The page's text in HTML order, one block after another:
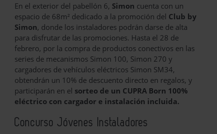
En el exterior del pabellón 6, Simon cuenta con un
espacio de 68m² dedicado a la promoción del Club by
Simon, donde los instaladores podrán darse de alta
para disfrutar de las promociones. Hasta el 28 de
febrero, por la compra de productos conectivos en las
series de mecanismos Simon 100, Simon 270 y
cargadores de vehículos eléctricos Simon SM34,
obtendrán un 10% de descuento directo en regalos, y
participarán en el sorteo de un CUPRA Born 100%
eléctrico con cargador e instalación incluida.
Concurso Jóvenes Instaladores